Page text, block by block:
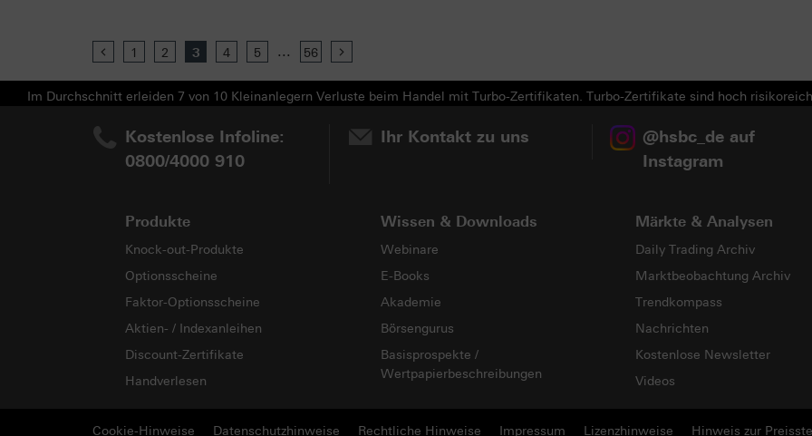
Previous
1 2 3 4 5 ... 56
Im Durchschnitt erleiden 7 von 10 Kleinanlegern Verluste beim Handel mit Turbo-Zertifikaten. Turbo-Zertifikate sind hoch
Kostenlose Infoline:
0800/4000 910
Ihr Kontakt zu uns
@hsbc_de auf
Instagram
Produkte
Knock-out-Produkte
Optionsscheine
Faktor-Optionsscheine
Aktien- / Indexanleihen
Discount-Zertifikate
Handverlesen
Wissen & Downloads
Webinare
E-Books
Akademie
Börsengurus
Basisprospekte /
Wertpapierbeschreibungen
Märkte & Analysen
Daily Trading Archiv
Marktbeobachtung Archiv
Trendkompass
Nachrichten
Kostenlose Newsletter
Videos
Cookie-Hinweise Datenschutzhinweise Rechtliche Hinweise Impressum Lizenzhinweise Hinweis zur